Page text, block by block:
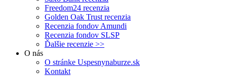
Freedom24 recenzia
Golden Oak Trust recenzia
Recenzia fondov Amundi
Recenzia fondov SLSP
Ďalšie recenzie >>
O nás
O stránke Uspesnynaburze.sk
Kontakt